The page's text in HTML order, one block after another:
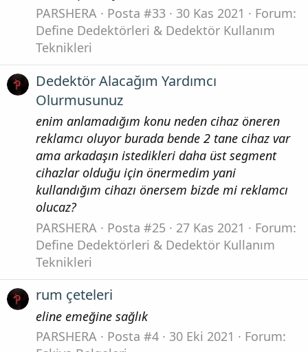
PARSHERA
Posta #33 30 Kas 2021
Forum:
Define Dedektörleri & Dedektör Kullanım
Teknikleri
Dedektör Alacağım Yardımcı
Olurmusunuz
enim anlamadığım konu neden cihaz öneren
reklamcı oluyor burada bende 2 tane cihaz var
ama arkadaşın istedikleri daha üst segment
cihazlar olduğu için önermedim yani
kullandığım cihazı önersem bizde mi reklamcı
olucaz?
PARSHERA
Posta #25 27 Kas 2021
Forum:
Define Dedektörleri & Dedektör Kullanım
Teknikleri
rum çeteleri
eline emeğine sağlık
PARSHERA
Posta #4 30 Eki 2021
Forum: